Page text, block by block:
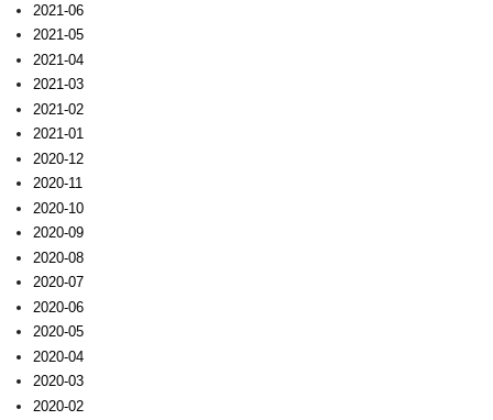
2021-06
2021-05
2021-04
2021-03
2021-02
2021-01
2020-12
2020-11
2020-10
2020-09
2020-08
2020-07
2020-06
2020-05
2020-04
2020-03
2020-02